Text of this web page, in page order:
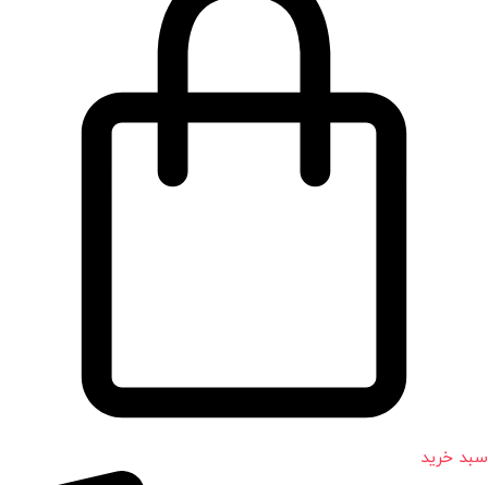
سبد خرید